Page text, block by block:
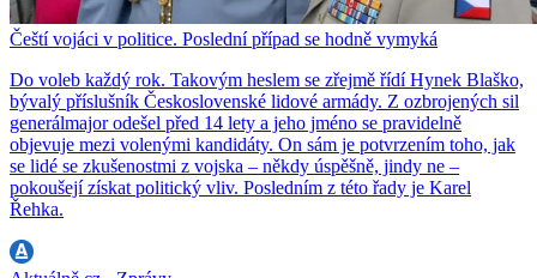
Čeští vojáci v politice. Poslední případ se hodně vymyká
Do voleb každý rok. Takovým heslem se zřejmě řídí Hynek Blaško,
bývalý příslušník Československé lidové armády. Z ozbrojených sil
generálmajor odešel před 14 lety a jeho jméno se pravidelně
objevuje mezi volenými kandidáty. On sám je potvrzením toho, jak
se lidé se zkušenostmi z vojska – někdy úspěšně, jindy ne –
pokoušejí získat politický vliv. Posledním z této řady je Karel
Řehka.